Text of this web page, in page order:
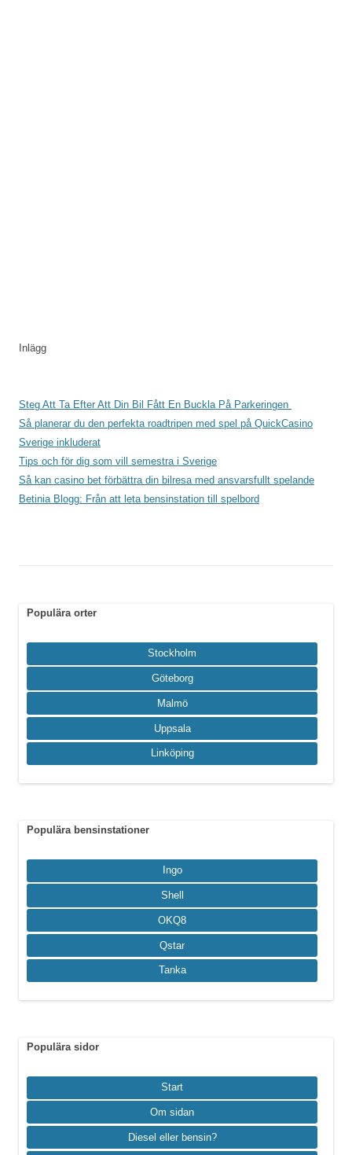
Inlägg
Steg Att Ta Efter Att Din Bil Fått En Buckla På Parkeringen
Så planerar du den perfekta roadtripen med spel på QuickCasino
Sverige inkluderat
Tips och för dig som vill semestra i Sverige
Så kan casino bet förbättra din bilresa med ansvarsfullt spelande
Betinia Blogg: Från att leta bensinstation till spelbord
Populära orter
Stockholm
Göteborg
Malmö
Uppsala
Linköping
Populära bensinstationer
Ingo
Shell
OKQ8
Qstar
Tanka
Populära sidor
Start
Om sidan
Diesel eller bensin?